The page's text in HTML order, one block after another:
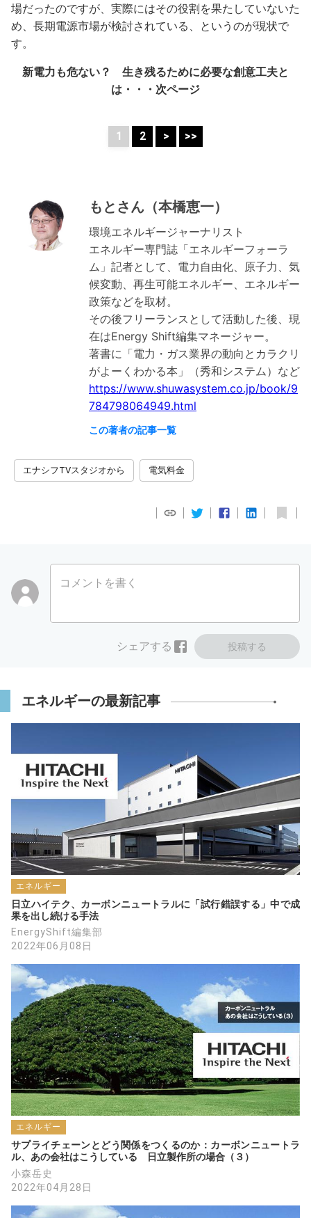
場だったのですが、実際にはその役割を果たしていないた
め、長期電源市場が検討されている、というのが現状で
す。
新電力も危ない？ 生き残るために必要な創意工夫と
は・・・次ページ
1 2 > >>
もとさん（本橋恵一）
環境エネルギージャーナリスト
エネルギー専門誌「エネルギーフォーラ
ム」記者として、電力自由化、原子力、気
候変動、再生可能エネルギー、エネルギー
政策などを取材。
その後フリーランスとして活動した後、現
在はEnergy Shift編集マネージャー。
著書に「電力・ガス業界の動向とカラクリ
https://www.shuwasystem.co.jp/book/9
784798064949.html
この著者の記事一覧
エナシフTVスタジオから 電気料金
コメントを書く
投稿する
シェアする
エネルギーの最新記事
エネルギー
日立ハイテク、カーボンニュートラルに「試行錯誤する」中で成
果を出し続ける手法
EnergyShift編集部
2022年06月08日
エネルギー
サプライチェーンとどう関係をつくるのか：カーボンニュートラ
ル、あの会社はこうしている　日立製作所の場合（３）
小森岳史
2022年04月28日